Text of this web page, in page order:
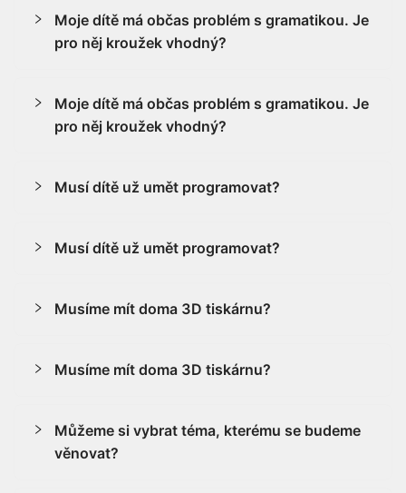
Moje dítě má občas problém s gramatikou. Je
pro něj kroužek vhodný?
Moje dítě má občas problém s gramatikou. Je
pro něj kroužek vhodný?
Musí dítě už umět programovat?
Musí dítě už umět programovat?
Musíme mít doma 3D tiskárnu?
Musíme mít doma 3D tiskárnu?
Můžeme si vybrat téma, kterému se budeme
věnovat?